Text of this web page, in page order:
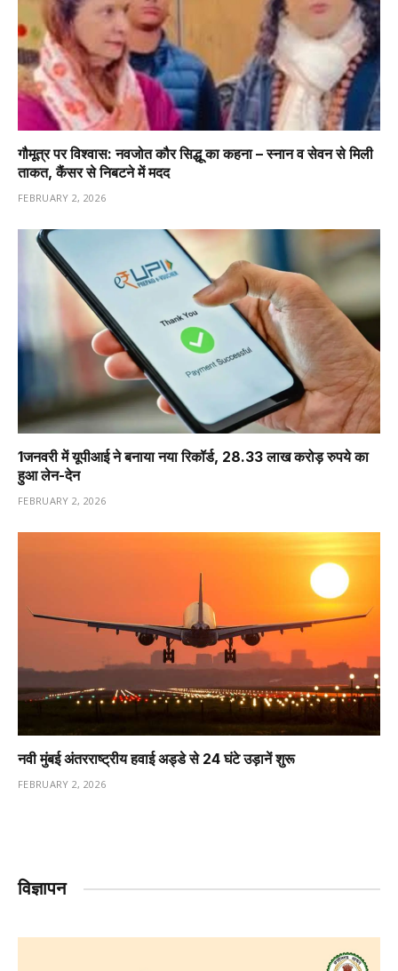
गौमूत्र पर विश्वास: नवजोत कौर सिद्धू का कहना – स्नान व सेवन से मिली
ताकत, कैंसर से निबटने में मदद
FEBRUARY 2, 2026
1️जनवरी में यूपीआई ने बनाया नया रिकॉर्ड, 28.33 लाख करोड़ रुपये का
हुआ लेन-देन
FEBRUARY 2, 2026
नवी मुंबई अंतरराष्ट्रीय हवाई अड्डे से 24 घंटे उड़ानें शुरू
FEBRUARY 2, 2026
विज्ञापन